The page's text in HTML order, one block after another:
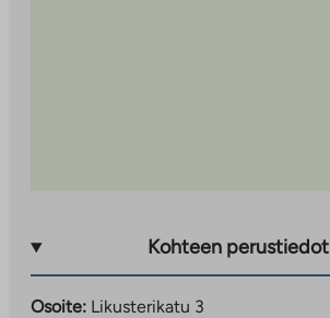
Kohteen perustiedot
Osoite: Likusterikatu 3